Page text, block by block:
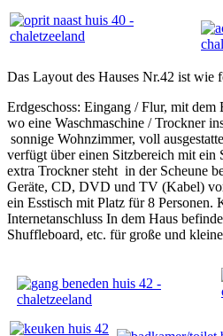
Das Layout des Hauses Nr.42 ist wie
Erdgeschoss: Eingang / Flur, mit
wo eine Waschmaschine / Trockner
sonnige Wohnzimmer, voll
verfügt über einen Sitzbereich mit ein
extra Trockner steht in der Scheune
Geräte, CD, DVD und TV (Kabel)
ein Esstisch mit Platz für 8 Personen.
Internetanschluss In dem Haus
Shuffleboard, etc. für große und